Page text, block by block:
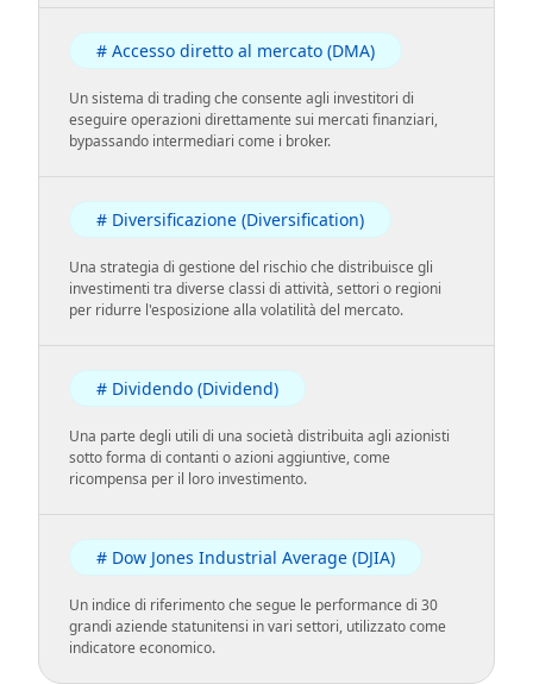
# Accesso diretto al mercato (DMA)
Un sistema di trading che consente agli investitori di
eseguire operazioni direttamente sui mercati finanziari,
bypassando intermediari come i broker.
# Diversificazione (Diversification)
Una strategia di gestione del rischio che distribuisce gli
investimenti tra diverse classi di attività, settori o regioni
per ridurre l'esposizione alla volatilità del mercato.
# Dividendo (Dividend)
Una parte degli utili di una società distribuita agli azionisti
sotto forma di contanti o azioni aggiuntive, come
ricompensa per il loro investimento.
# Dow Jones Industrial Average (DJIA)
Un indice di riferimento che segue le performance di 30
grandi aziende statunitensi in vari settori, utilizzato come
indicatore economico.